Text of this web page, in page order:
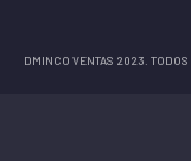
DMINCO VENTAS 2023.